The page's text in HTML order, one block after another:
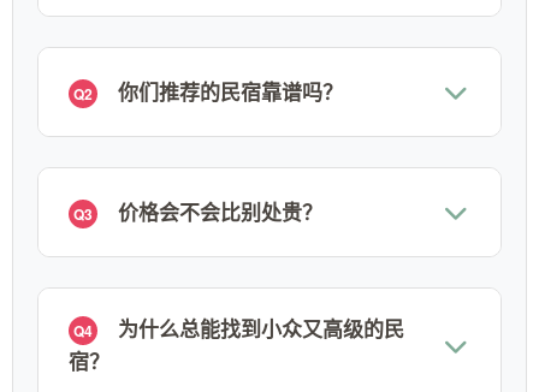
Q2 你们推荐的民宿靠谱吗？
Q3 价格会不会比别处贵？
Q4
为什么总能找到小众又高级的民
宿？